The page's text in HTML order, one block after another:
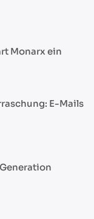
Monarx ein
E-Mails